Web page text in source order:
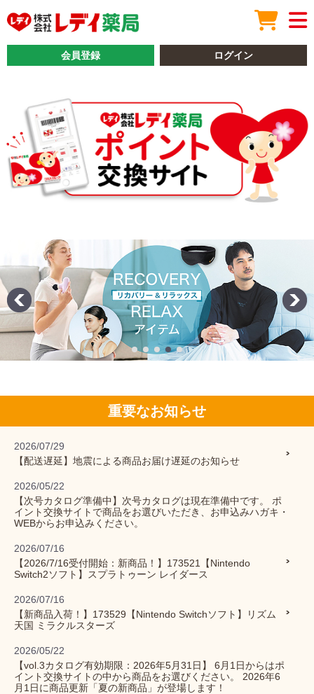
会員登録 ログイン
重要なお知らせ
2026/07/29
【配送遅延】地震による商品お届け遅延のお知らせ
2026/05/22
【次号カタログ準備中】次号カタログは現在準備中です。 ポ
イント交換サイトで商品をお選びいただき、お申込みハガキ・
WEBからお申込みください。
2026/07/16
【2026/7/16受付開始：新商品！】173521【Nintendo
Switch2ソフト】スプラトゥーン レイダース
2026/07/16
【新商品入荷！】173529【Nintendo Switchソフト】リズム
天国 ミラクルスターズ
2026/05/22
【vol.3カタログ有効期限：2026年5月31日】 6月1日からはポ
イント交換サイトの中から商品をお選びください。 2026年6
月1日に商品更新「夏の新商品」が登場します！